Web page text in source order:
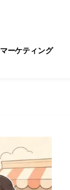
マーケティング